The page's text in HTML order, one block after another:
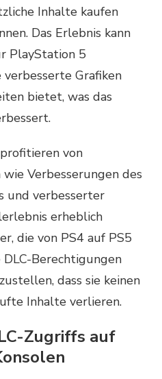
Inhalte kaufen
Das Erlebnis kann
PlayStation 5
verbesserte Grafiken
bietet, was das
von
Verbesserungen des
und verbesserter
erheblich
die von PS4 auf PS5
Berechtigungen
dass sie keinen
Inhalte verlieren.
Zugriffs auf